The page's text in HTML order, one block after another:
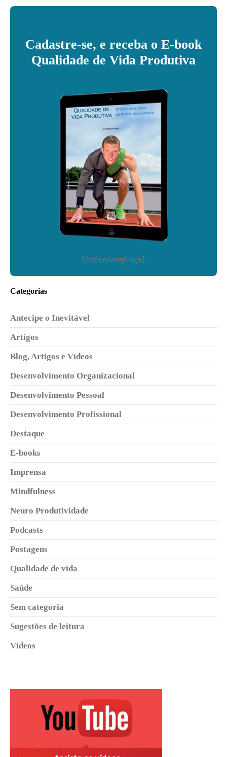
Cadastre-se, e receba o E-book
Qualidade de Vida Produtiva
[activecampaign]
Categorias
Antecipe o Inevitável
Artigos
Blog, Artigos e Vídeos
Desenvolvimento Organizacional
Desenvolvimento Pessoal
Desenvolvimento Profissional
Destaque
E-books
Imprensa
Mindfulness
Neuro Produtividade
Podcasts
Postagens
Qualidade de vida
Saúde
Sem categoria
Sugestões de leitura
Vídeos